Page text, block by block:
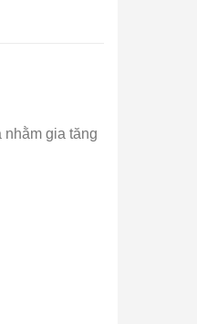
nhằm gia tăng